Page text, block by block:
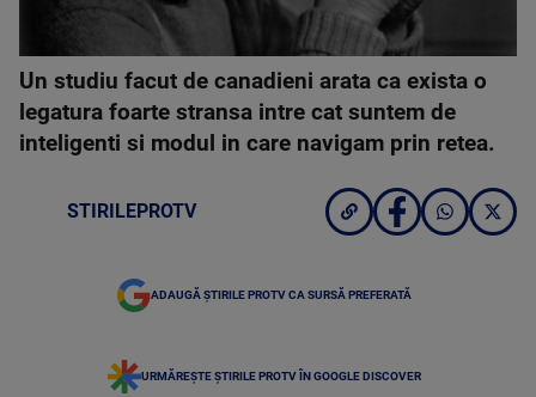
Un studiu facut de canadieni arata ca exista o
legatura foarte stransa intre cat suntem de
inteligenti si modul in care navigam prin retea.
STIRILEPROTV
ADAUGĂ ȘTIRILE PROTV CA SURSĂ PREFERATĂ
URMĂREȘTE ȘTIRILE PROTV ÎN GOOGLE DISCOVER